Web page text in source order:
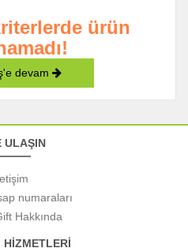
ürün
devam
ULAŞIN
numaraları
Hakkında
HİZMETLERİ